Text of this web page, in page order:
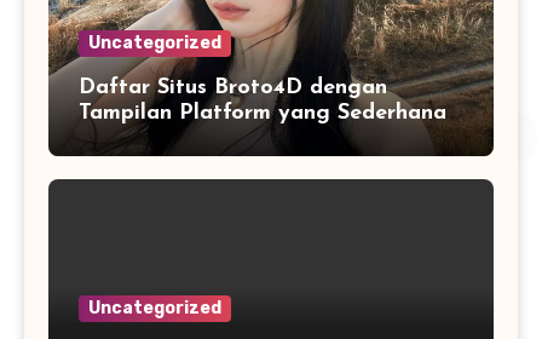
Uncategorized
Daftar Situs Broto4D dengan
Tampilan Platform yang Sederhana
dan Nyaman
Uncategorized